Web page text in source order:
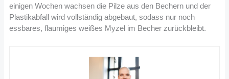
einigen Wochen wachsen die Pilze aus den Bechern und der
Plastikabfall wird vollständig abgebaut, sodass nur noch
essbares, flaumiges weißes Myzel im Becher zurückbleibt.